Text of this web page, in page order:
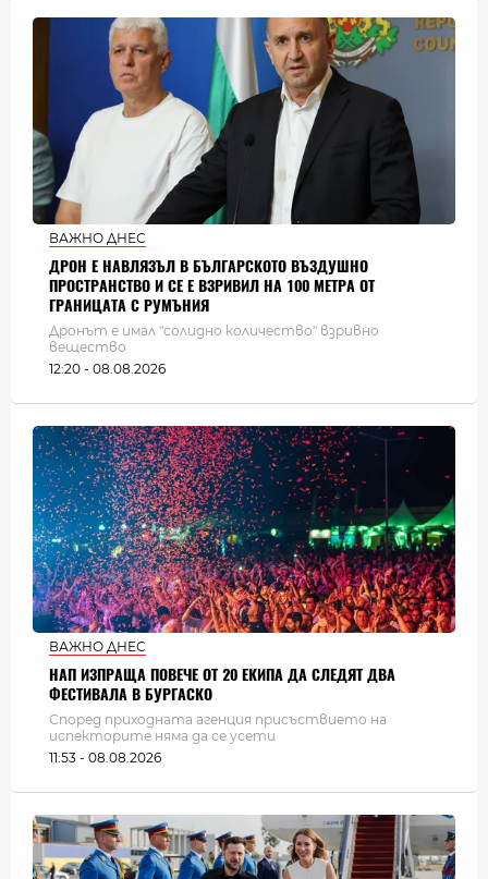
ВАЖНО ДНЕС
ДРОН Е НАВЛЯЗЪЛ В БЪЛГАРСКОТО ВЪЗДУШНО
ПРОСТРАНСТВО И СЕ Е ВЗРИВИЛ НА 100 МЕТРА ОТ
ГРАНИЦАТА С РУМЪНИЯ
Дронът е имал "солидно количество" взривно
вещество
12:20 - 08.08.2026
ВАЖНО ДНЕС
НАП ИЗПРАЩА ПОВЕЧЕ ОТ 20 ЕКИПА ДА СЛЕДЯТ ДВА
ФЕСТИВАЛА В БУРГАСКО
Според приходната агенция присъствието на
испекторите няма да се усети
11:53 - 08.08.2026